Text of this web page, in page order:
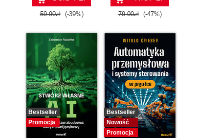
59.90zł (-39%) 79.00zł (-47%)
Bestseller
Promocja
Bestseller
Nowość
Promocja